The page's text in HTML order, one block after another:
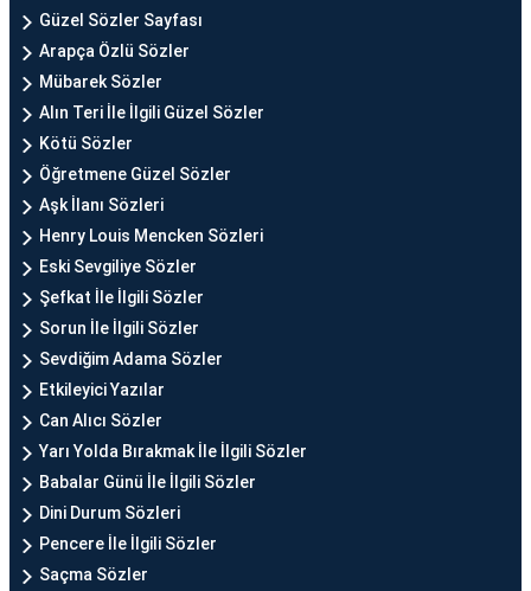
Güzel Sözler Sayfası
Arapça Özlü Sözler
Mübarek Sözler
Alın Teri İle İlgili Güzel Sözler
Kötü Sözler
Öğretmene Güzel Sözler
Aşk İlanı Sözleri
Henry Louis Mencken Sözleri
Eski Sevgiliye Sözler
Şefkat İle İlgili Sözler
Sorun İle İlgili Sözler
Sevdiğim Adama Sözler
Etkileyici Yazılar
Can Alıcı Sözler
Yarı Yolda Bırakmak İle İlgili Sözler
Babalar Günü İle İlgili Sözler
Dini Durum Sözleri
Pencere İle İlgili Sözler
Saçma Sözler